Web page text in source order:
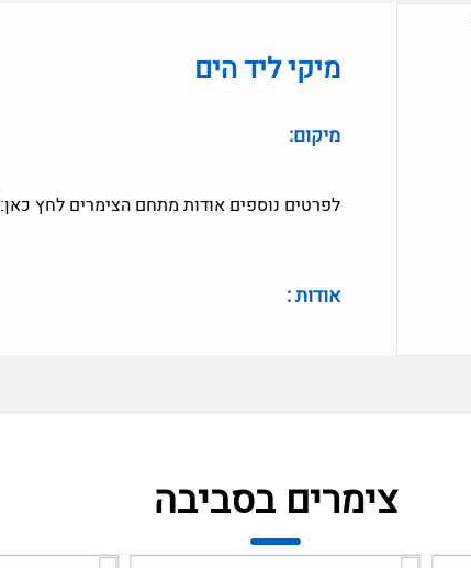
מיקי ליד הים
מיקום:
לפרטים נוספים אודות מתחם הצימרים לחץ כאן:
אודות :
צימרים בסביבה